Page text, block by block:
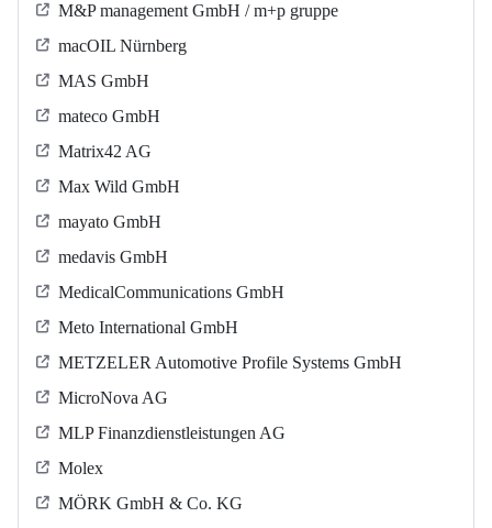
M&P management GmbH / m+p gruppe
macOIL Nürnberg
MAS GmbH
mateco GmbH
Matrix42 AG
Max Wild GmbH
mayato GmbH
medavis GmbH
MedicalCommunications GmbH
Meto International GmbH
METZELER Automotive Profile Systems GmbH
MicroNova AG
MLP Finanzdienstleistungen AG
Molex
MÖRK GmbH & Co. KG